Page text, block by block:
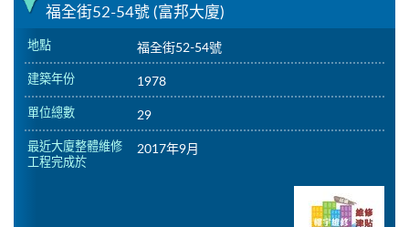
福全街52-54號 (富邦大廈)
地點 福全街52-54號
建築年份 1978
單位總數 29
最近大廈整體維修
工程完成於
2017年9月